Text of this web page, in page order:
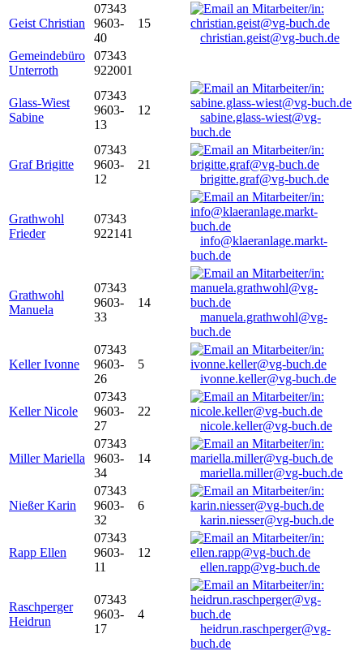
Geist Christian
07343
9603-
40
15
christian.geist@vg-buch.de
Gemeindebüro
Unterroth
07343
922001
Glass-Wiest
Sabine
07343
9603-
13
12
sabine.glass-wiest@vg-
buch.de
Graf Brigitte
07343
9603-
12
21
brigitte.graf@vg-buch.de
Grathwohl
Frieder
07343
922141
info@klaeranlage.markt-
buch.de
Grathwohl
Manuela
07343
9603-
33
14
manuela.grathwohl@vg-
buch.de
Keller Ivonne
07343
9603-
26
5
ivonne.keller@vg-buch.de
Keller Nicole
07343
9603-
27
22
nicole.keller@vg-buch.de
Miller Mariella
07343
9603-
34
14
mariella.miller@vg-buch.de
Nießer Karin
07343
9603-
32
6
karin.niesser@vg-buch.de
Rapp Ellen
07343
9603-
11
12
ellen.rapp@vg-buch.de
Raschperger
Heidrun
07343
9603-
17
4
heidrun.raschperger@vg-
buch.de